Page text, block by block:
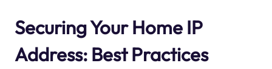
Securing Your Home IP
Address: Best Practices